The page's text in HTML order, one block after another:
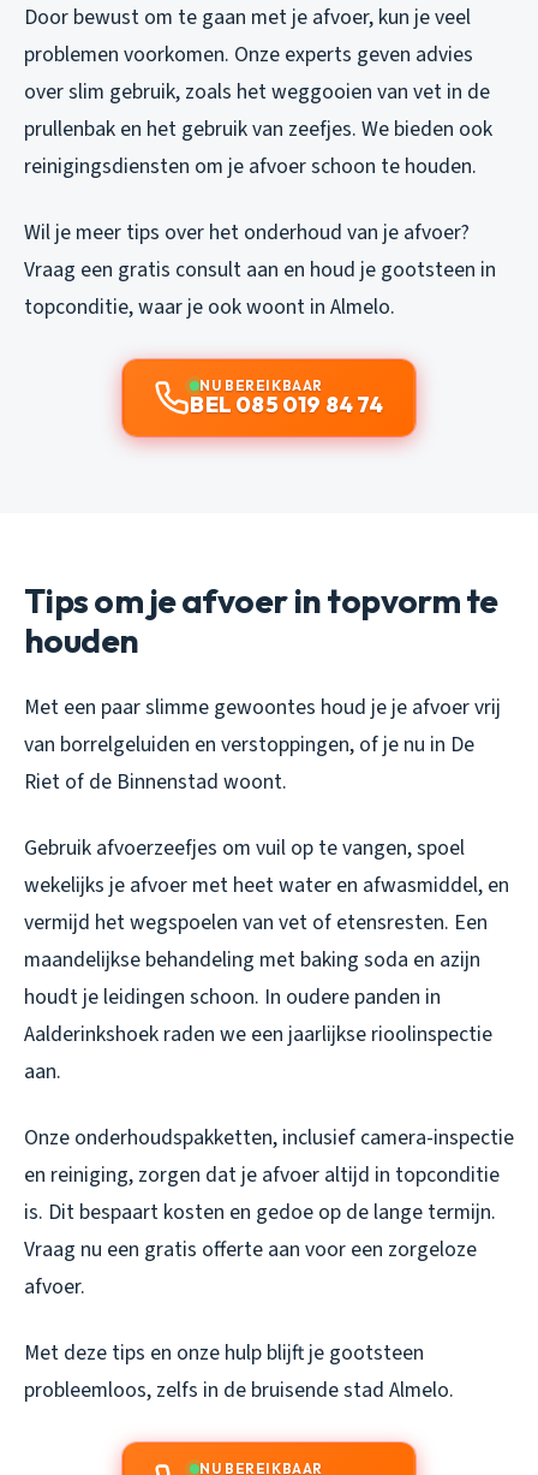
Door bewust om te gaan met je afvoer, kun je veel
problemen voorkomen. Onze experts geven advies
over slim gebruik, zoals het weggooien van vet in de
prullenbak en het gebruik van zeefjes. We bieden ook
reinigingsdiensten om je afvoer schoon te houden.
Wil je meer tips over het onderhoud van je afvoer?
Vraag een gratis consult aan en houd je gootsteen in
topconditie, waar je ook woont in Almelo.
NU BEREIKBAAR
BEL 085 019 84 74
Tips om je afvoer in topvorm te
houden
Met een paar slimme gewoontes houd je je afvoer vrij
van borrelgeluiden en verstoppingen, of je nu in De
Riet of de Binnenstad woont.
Gebruik afvoerzeefjes om vuil op te vangen, spoel
wekelijks je afvoer met heet water en afwasmiddel, en
vermijd het wegspoelen van vet of etensresten. Een
maandelijkse behandeling met baking soda en azijn
houdt je leidingen schoon. In oudere panden in
Aalderinkshoek raden we een jaarlijkse rioolinspectie
aan.
Onze onderhoudspakketten, inclusief camera-inspectie
en reiniging, zorgen dat je afvoer altijd in topconditie
is. Dit bespaart kosten en gedoe op de lange termijn.
Vraag nu een gratis offerte aan voor een zorgeloze
afvoer.
Met deze tips en onze hulp blijft je gootsteen
probleemloos, zelfs in de bruisende stad Almelo.
NU BEREIKBAAR